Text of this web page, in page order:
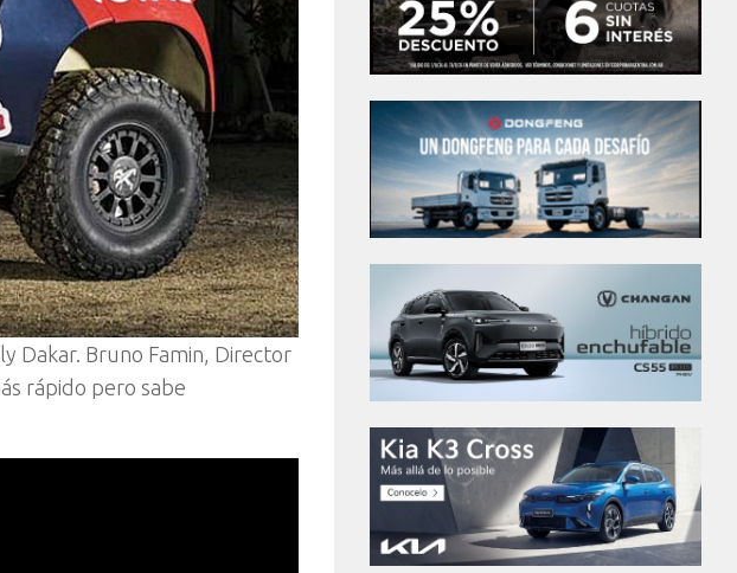
Dakar. Bruno Famin, Director
rápido pero sabe